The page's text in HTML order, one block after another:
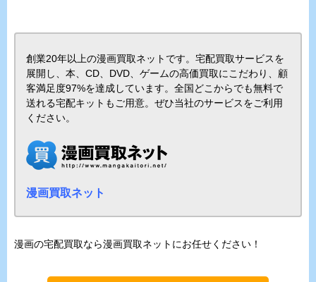
創業20年以上の漫画買取ネットです。宅配買取サービスを
展開し、本、CD、DVD、ゲームの高価買取にこだわり、顧
客満足度97%を達成しています。全国どこからでも無料で
送れる宅配キットもご用意。ぜひ当社のサービスをご利用
ください。
漫画買取ネット
漫画の宅配買取なら漫画買取ネットにお任せください！